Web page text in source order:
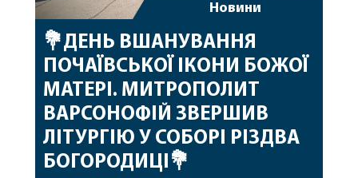
Новини
💐ДЕНЬ ВШАНУВАННЯ
ПОЧАЇВСЬКОЇ ІКОНИ БОЖОЇ
МАТЕРІ. МИТРОПОЛИТ
ВАРСОНОФІЙ ЗВЕРШИВ
ЛІТУРГІЮ У СОБОРІ РІЗДВА
БОГОРОДИЦІ💐